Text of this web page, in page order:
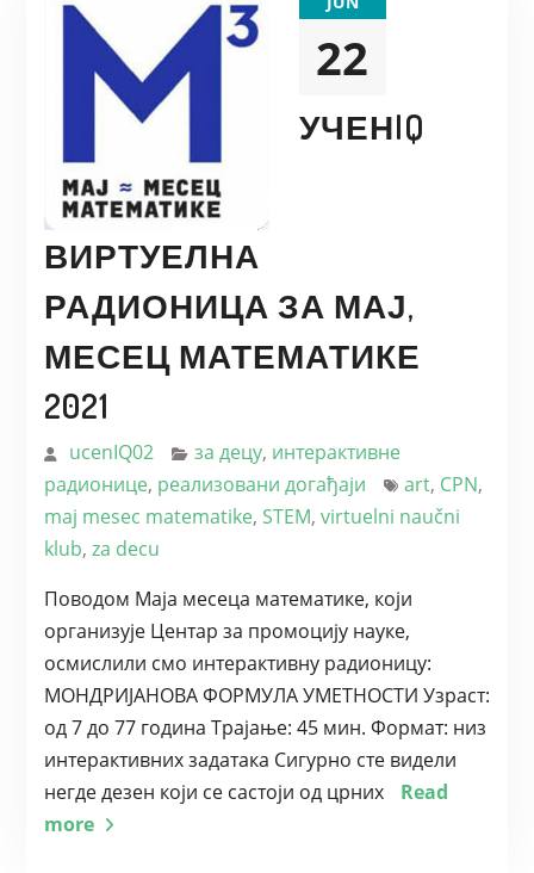
22
УЧЕНIQ
ВИРТУЕЛНА
РАДИОНИЦА ЗА МАЈ,
МЕСЕЦ МАТЕМАТИКЕ
2021
ucenIQ02 за децу, интерактивне
радионице, реализовани догађаји art, CPN,
maj mesec matematike, STEM, virtuelni naučni
klub, za decu
Поводом Маја месеца математике, који
организује Центар за промоцију науке,
осмислили смо интерактивну радионицу:
МОНДРИЈАНОВА ФОРМУЛА УМЕТНОСТИ Узраст:
од 7 до 77 година Трајање: 45 мин. Формат: низ
интерактивних задатака Сигурно сте видели
негде дезен који се састоји од црних
Read
more